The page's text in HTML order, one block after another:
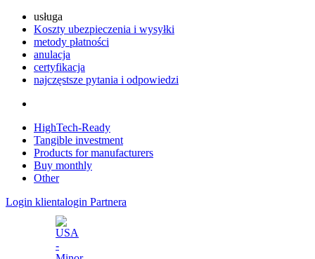
usługa
Koszty ubezpieczenia i wysyłki
metody płatności
anulacja
certyfikacja
najczęstsze pytania i odpowiedzi
HighTech-Ready
Tangible investment
Products for manufacturers
Buy monthly
Other
Login klientalogin Partnera